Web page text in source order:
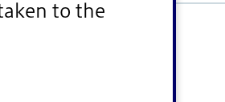
to the